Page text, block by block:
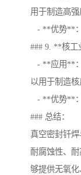
用于制造高强
- **优势**：
### 9. **核工
- **应用**：
以用于制造核
- **优势**：
### 总结：
真空密封钎焊
耐腐蚀性、
够提供无氧